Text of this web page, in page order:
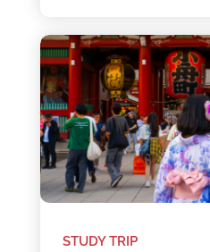
STUDY TRIP